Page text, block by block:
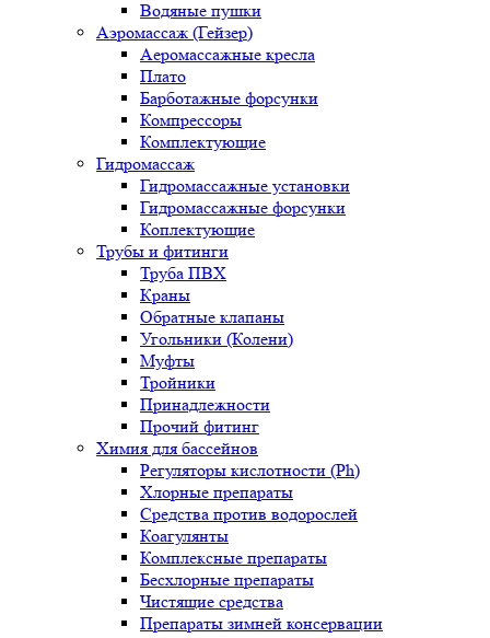
Водяные пушки
Аэромассаж (Гейзер)
Аеромассажные кресла
Плато
Барботажные форсунки
Компрессоры
Комплектующие
Гидромассаж
Гидромассажные установки
Гидромассажные форсунки
Коплектующие
Трубы и фитинги
Труба ПВХ
Краны
Обратные клапаны
Угольники (Колени)
Муфты
Тройники
Принадлежности
Прочий фитинг
Химия для бассейнов
Регуляторы кислотности (Ph)
Хлорные препараты
Средства против водорослей
Коагулянты
Комплексные препараты
Бесхлорные препараты
Чистящие средства
Препараты зимней консервации